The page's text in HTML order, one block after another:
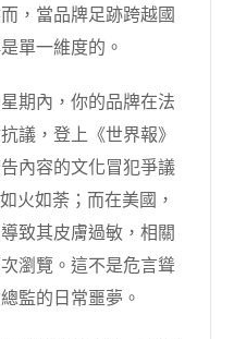
，當品牌足跡跨越國
單一維度的。
期內，你的品牌在法
議，登上《世界報》
內容的文化冒犯爭議
火如荼；而在美國，
致其皮膚過敏，相關
瀏覽。這不是危言聳
監的日常噩夢。